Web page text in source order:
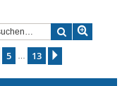
Suche
5 13